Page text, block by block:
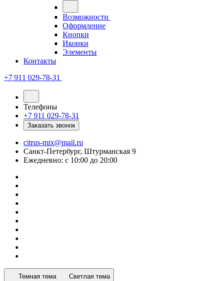
Возможности
Оформление
Кнопки
Иконки
Элементы
Контакты
+7 911 029-78-31
Телефоны
+7 911 029-78-31
Заказать звонок
citrus-mix@mail.ru
Санкт-Петербург, Штурманская 9
Ежедневно: с 10:00 до 20:00
Темная тема Светлая тема